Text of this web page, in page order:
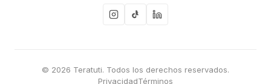
© 2026 Teratuti. Todos los derechos reservados.
PrivacidadTérminos